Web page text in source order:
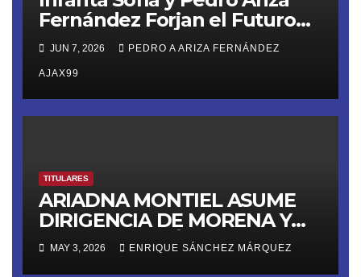
Fernández Forjan el Futuro
de la Soberanía Real
JUN 7, 2026 PEDRO A ARIZA FERNÁNDEZ
AJAX99
TITULARES
ARIADNA MONTIEL ASUME
DIRIGENCIA DE MORENA Y
LANZA ULTIMÁTUM RUMBO
AL 2027
MAY 3, 2026 ENRIQUE SÁNCHEZ MÁRQUEZ